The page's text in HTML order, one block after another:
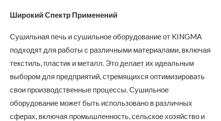
Широкий Спектр Применений
Сушильная печь и сушильное оборудование от KINGMA
подходят для работы с различными материалами, включая
текстиль, пластик и металл. Это делает их идеальным
выбором для предприятий, стремящихся оптимизировать
свои производственные процессы. Сушильное
оборудование может быть использовано в различных
сферах, включая промышленность, сельское хозяйство и